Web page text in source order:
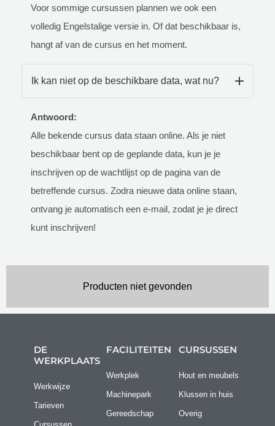
Voor sommige cursussen plannen we ook een
volledig Engelstalige versie in. Of dat beschikbaar is,
hangt af van de cursus en het moment.
Ik kan niet op de beschikbare data, wat nu?
Antwoord:
Alle bekende cursus data staan online. Als je niet
beschikbaar bent op de geplande data, kun je je
inschrijven op de wachtlijst op de pagina van de
betreffende cursus. Zodra nieuwe data online staan,
ontvang je automatisch een e-mail, zodat je je direct
kunt inschrijven!
Producten niet gevonden
DE
WERKPLAATS
Werkwijze
Tarieven
FACILITEITEN
Werkplek
Machinepark
Gereedschap
CURSUSSEN
Hout en meubels
Klussen in huis
Overig